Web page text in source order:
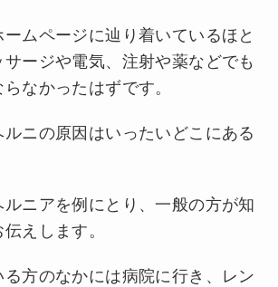
ームページに辿り着いているほと
ージや電気、注射や薬などでも
なかったはずです。
ニの原因はいったいどこにある
ルニアを例にとり、一般の方が知
えします。
る方のなかには病院に行き、レン